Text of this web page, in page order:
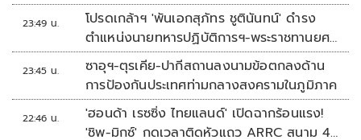
23:49 น.
โปรดเกล้าฯ 'พันเอกสุภัทร ชูตินันทน์' ดำรง
ตำแหน่งนายทหารปฏิบัติการฯ-พระราชทานยศ
'พลตรี'
23:45 น.
ซาอุฯ-ตุรเคีย-ปากีสถานลงนามข้อตกลงด้าน
การป้องกันประเทศท่ามกลางสงครามในภูมิภาค
22:46 น.
'ฮอนด้า เรซซิ่ง ไทยแลนด์' เปิดฉากร้อนแรง!
'ชิพ-มิกซ์' กดเวลาติดหัวแถว ARRC สนาม 4